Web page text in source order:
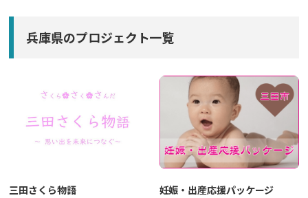
兵庫県のプロジェクト一覧
三田さくら物語 妊娠・出産応援パッケージ